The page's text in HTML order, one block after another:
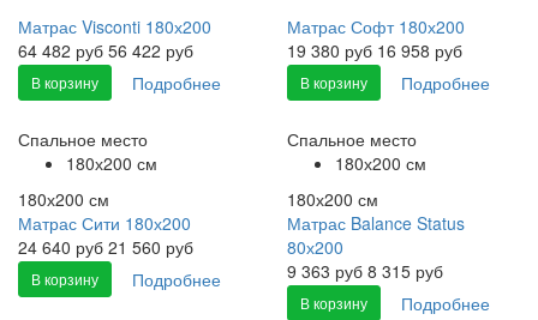
Матрас Visconti 180х200
64 482 руб 56 422 руб
В корзину Подробнее
Спальное место
180х200 см
180х200 см
Матрас Софт 180х200
19 380 руб 16 958 руб
В корзину Подробнее
Спальное место
180х200 см
180х200 см
Матрас Сити 180х200
24 640 руб 21 560 руб
В корзину Подробнее
Матрас Balance Status
80х200
9 363 руб 8 315 руб
В корзину Подробнее